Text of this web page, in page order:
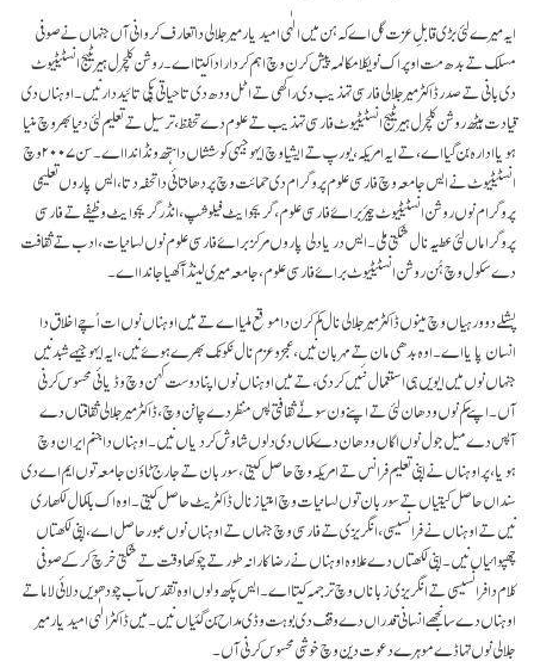
ایہ میرے لئی بڑی قابلِ عزت گل اے کہ ہن میں الٰہی امیدیار میر جلالی دا تعارف کروانی آں جنہاں نے صوفی
مسلک تے بدھ مت اوپر اک نویکلا مکالمہ پیش کرن وچ اہم کردار ادا کیتا اے۔ روشن کلچرل ہیریٹیج انسٹیٹیوٹ
دی بانی تے صدر ڈاکٹر میر جلالی فارسی تہذیب دی راکھی تے اٹل ودھ دی تا حیاتی پکی تائید دار نیں۔ اوہناں دی
قیادت ہیٹھ روشن کلچرل ہیریٹیج انسٹیٹیوٹ فارسی تہذیب تے علوم دے تحفظ، ترسیل تے تعلیم لئی دنیا بھر وچ منیا
ہویا ادارہ بن گیا اے، تے ایہ امریکہ، یورپ تے ایشیا وچ ایہو جیہی کوششاں دا ہتھ ونڈاندا اے۔ سن ۲۰۰۷ وچ
انسٹیٹیوٹ نے ایس جامعہ وچ فارسی علوم پروگرام دی حمائت وچ پردھانتائی دا تحفہ دتا، ایس پاروں تعلیمی
پروگرام نوں روشن انسٹیٹیوٹ چیٔر براۓ فارسی علوم، گریجوایٹ فیلوشپ، انڈر گریجوایٹ وظیفے تے فارسی
پروگراماں لئی عطیہ نال شکتی ملی۔ ایس دریا دلی پاروں مرکز براۓ فارسی علوم نوں لسانیات، ادب تے ثقافت
دے سکول وچ ہُن روشن انسٹیٹیوٹ براۓ فارسی علوم، جامعہ میری لینڈ آکھیا جاندا اے۔
پشلے دو ورہیاں وچ مینوں ڈاکٹر میر جلالی نال کم کرن دا موقع ملیا اے تے میں اوہناں نوں ات اُچے اخلاق دا
انسان پایا اے۔ اوہ بدھی مان تے مہر بان نیں، عجز و عزم نال نکو نک بھرے ہوۓ نیں، ایہ ایہو جیہے شبد نیں
جنہاں نوں میں ایویں ہی استعمال نئیں کردی، تے میں اوہناں نوں اپنا دوست کہن وچ وڈیائی محسوس کرنی
آں۔ اپنے کم نوں ودھان لئی تے اپنے ون سونّے ثقافتی پس منظر دے چانن وچ، ڈاکٹر میر جلالی ثقافتاں دے
آپس دے میل جول نوں اگاں ودھان دے کماں دی دلوں شاوش کردیاں نیں۔ اوہناں دا جنم ایران وچ
ہویا، پر اوہناں نے اپنی تعلیم فرانس تے امریکہ وچ حاصل کیتی، سوربان تے جارج ٹاؤن جامعہ توں ایم اے دی
سنداں حاصل کیتیاں تے سوربان توں لسانیات وچ امتیاز نال ڈاکٹریٹ حاصل کیتی۔ اوہ اک باکمال لکھاری
نیں تے اوہناں نے فرانسیسی، انگریزی تے فارسی وچ جنہاں تے اوہناں نوں عبور حاصل اے، اپنی لکھتاں
چھپوائیاں نیں۔ اپنی لکھتاں دے علاوہ اوہناں نے رضاکارانہ طور تے چوکھا وقت تے شکتی خرچ کر کے صوفی
کلام دا فرانسیسی تے انگریزی زباناں وچ ترجمہ کیتا اے۔ ایس پکھ ولوں اوہ تقدس مآب چودھویں دلائی لاما تے
اوہناں دے سانجھے انسانی قدراں دے وقف دی بوہت وڈی مداح بن گئیاں نیں۔ میں ڈاکٹر الٰہی امیدیار میر
جلالی نوں تہاڈے موہرے دعوت دین وچ خوشی محسوس کرنی آں۔